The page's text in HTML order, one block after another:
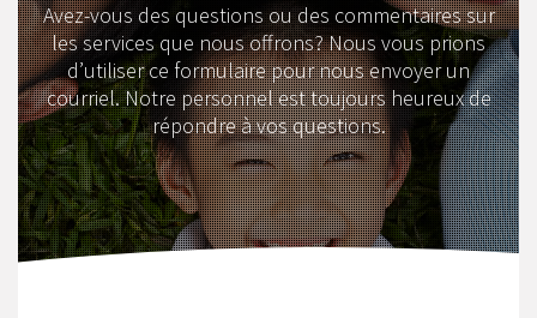
Avez-vous des questions ou des commentaires sur
les services que nous offrons? Nous vous prions
d’utiliser ce formulaire pour nous envoyer un
courriel. Notre personnel est toujours heureux de
répondre à vos questions.